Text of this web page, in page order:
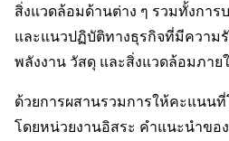
สิ่งแวดล้อมด้านต่าง ๆ รวมทั้งการ
และแนวปฏิบัติทางธุรกิจที่มีความ
พลังงาน วัสดุ และสิ่งแวดล้อมภาย
ด้วยการผสานรวมการให้คะแนนที่
โดยหน่วยงานอิสระ คำแนะนำขอ